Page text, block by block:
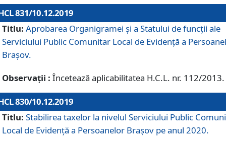
831/10.12.2019
Titlu: Aprobarea Organigramei și a Statului de funcții ale
Serviciului Public Comunitar Local de Evidență a
Brașov.
Observații : Încetează aplicabilitatea H.C.L. nr. 112/2013.
830/10.12.2019
Titlu: Stabilirea taxelor la nivelul Serviciului Public
Local de Evidenţă a Persoanelor Braşov pe anul 2020.